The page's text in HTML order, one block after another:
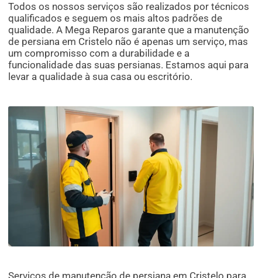
Todos os nossos serviços são realizados por técnicos
qualificados e seguem os mais altos padrões de
qualidade. A Mega Reparos garante que a manutenção
de persiana em Cristelo não é apenas um serviço, mas
um compromisso com a durabilidade e a
funcionalidade das suas persianas. Estamos aqui para
levar a qualidade à sua casa ou escritório.